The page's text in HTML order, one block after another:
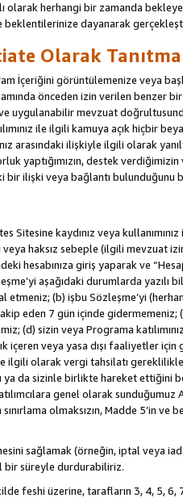
olarak herhangi bir zamanda
dayanarak
Olarak
İçeriğini görüntülemenize veya
önceden izin verilen benzer
uygulanabilir mevzuat
ile ilgili kamuya açık hiçbir
arasındaki ilişkiyle ilgili olarak
yaptığımızın, destek
bir ilişki veya bağlantı bulunduğunu
Sitesine kaydınız veya
haksız sebeple (ilgili mevzuat
hesabınıza giriş yaparak ve
aşağıdaki durumlarda yazılı
etmeniz; (b) işbu Sözleşme’yi
eden 7 gün içinde gidermemeniz;
(d) sizin veya Programa
içeren veya yasa dışı
ilgili olarak vergi tahsilatı
da sizinle birlikte hareket ettiğini
genel olarak
sınırlama olmaksızın, Madde 5’in
sağlamak (örneğin, iptal veya
bir süreyle durdurabiliriz.
feshi üzerine, tarafların 3, 4, 5,